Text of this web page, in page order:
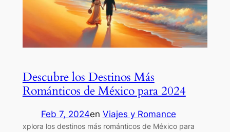
Descubre los Destinos Más
Románticos de México para 2024
Feb 7, 2024en Viajes y Romance
xplora los destinos más románticos de México para